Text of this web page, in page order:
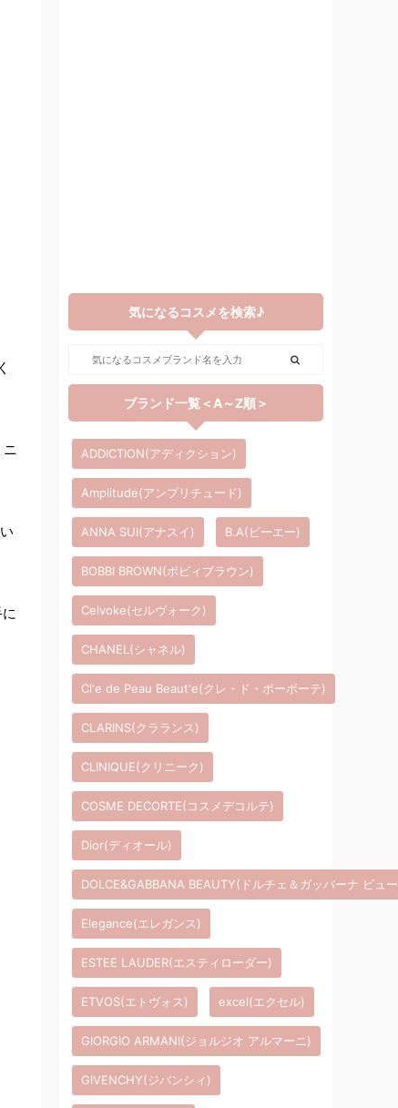
気になるコスメを検索♪
ブランド一覧＜A～Z順＞
ADDICTION(アディクション)
Amplitude(アンプリチュード)
ANNA SUI(アナスイ) B.A(ビーエー)
BOBBI BROWN(ボビィブラウン)
Celvoke(セルヴォーク)
CHANEL(シャネル)
Cl'e de Peau Beaut'e(クレ・ド・ポーボーテ)
CLARINS(クラランス)
CLINIQUE(クリニーク)
COSME DECORTE(コスメデコルテ)
Dior(ディオール)
DOLCE&GABBANA BEAUTY(ドルチェ＆ガッバーナ ビュ
Elegance(エレガンス)
ESTEE LAUDER(エスティローダー)
ETVOS(エトヴォス) excel(エクセル)
GIORGIO ARMANI(ジョルジオ アルマーニ)
GIVENCHY(ジバンシィ)